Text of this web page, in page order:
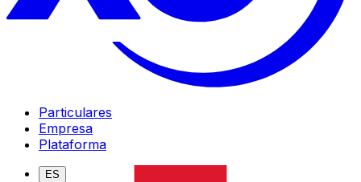
Particulares
Empresa
Plataforma
ES